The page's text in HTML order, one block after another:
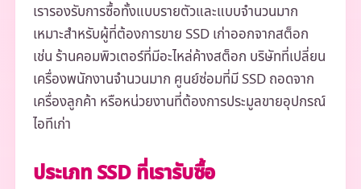
เรารองรับการซื้อทั้งแบบรายตัวและแบบจำนวนมาก
เหมาะสำหรับผู้ที่ต้องการขาย SSD เก่าออกจากสต็อก
เช่น ร้านคอมพิวเตอร์ที่มีอะไหล่ค้างสต็อก บริษัทที่เปลี่ยน
เครื่องพนักงานจำนวนมาก ศูนย์ซ่อมที่มี SSD ถอดจาก
เครื่องลูกค้า หรือหน่วยงานที่ต้องการประมูลขายอุปกรณ์
ไอทีเก่า
ประเภท SSD ที่เรารับซื้อ